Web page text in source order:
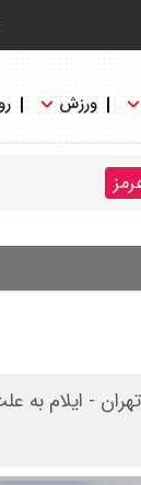
ورزش
- ایلام به